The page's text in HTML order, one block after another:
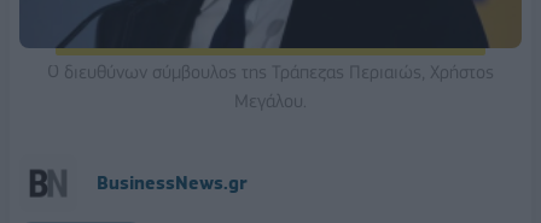
Ο διευθύνων σύμβουλος της Τράπεζας Περιαιώς, Χρήστος
Μεγάλου.
BusinessNews.gr